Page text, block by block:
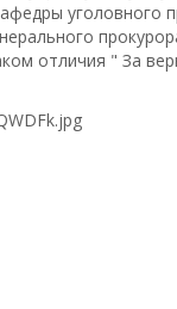
уголовного
отличия " За